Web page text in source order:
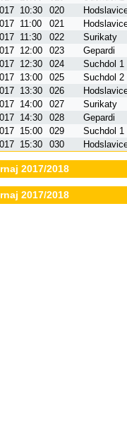
10:30 020
11:00 021
11:30 022
Surikaty
12:00 023
Gepardi
12:30 024
Suchdol 1
13:00 025
Suchdol 2
13:30 026
14:00 027
Surikaty
14:30 028
Gepardi
15:00 029
Suchdol 1
15:30 030
2017/2018
2017/2018